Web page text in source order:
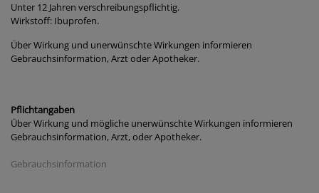
Unter 12 Jahren verschreibungspflichtig.
Wirkstoff: Ibuprofen.
Über Wirkung und unerwünschte Wirkungen informieren
Gebrauchsinformation, Arzt oder Apotheker.
Pflichtangaben
Über Wirkung und mögliche unerwünschte Wirkungen informieren
Gebrauchsinformation, Arzt, oder Apotheker.
Gebrauchsinformation